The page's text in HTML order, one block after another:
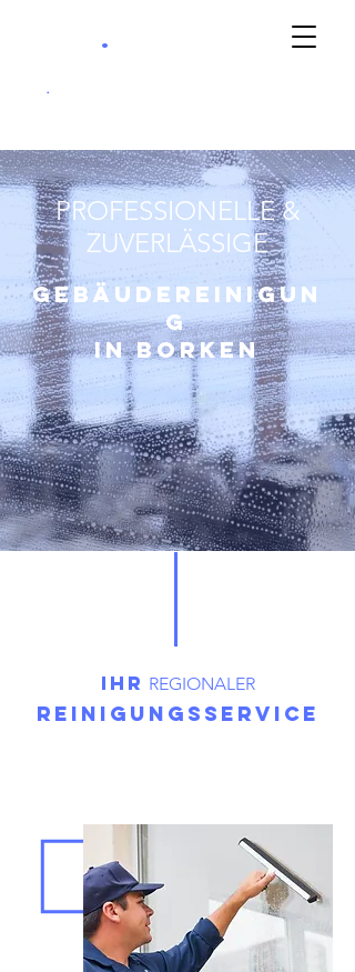
.
.
+49 (0) 2561 6071240
PROFESSIONELLE &
ZUVERLÄSSIGE
gEBÄUDEREINIGUN
G
in Borken
Ihr REGIONALER
Reinigungsservice